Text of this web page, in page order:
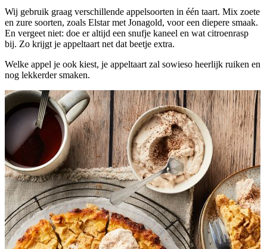
Wij gebruik graag verschillende appelsoorten in één taart. Mix zoete
en zure soorten, zoals Elstar met Jonagold, voor een diepere smaak.
En vergeet niet: doe er altijd een snufje kaneel en wat citroenrasp
bij. Zo krijgt je appeltaart net dat beetje extra.
Welke appel je ook kiest, je appeltaart zal sowieso heerlijk ruiken en
nog lekkerder smaken.